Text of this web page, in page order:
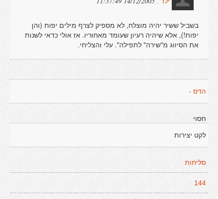
בשביל ששיר יהיה מוצלח, לא מספיק לצרף מילים יפות (והן
יפות!), אלא שיהיה רעיון שעומד מאחוריו. אז אולי כדאי לשנות
את הסיווג מ"שירה" לתפילה". עלי והצליחי.
הדס -
חסוי
לקט יצירות
סליחות
144